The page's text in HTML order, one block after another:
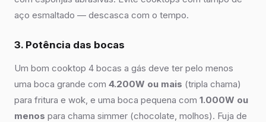
aço esmaltado — descasca com o tempo.
3. Potência das bocas
Um bom cooktop 4 bocas a gás deve ter pelo menos
uma boca grande com 4.200W ou mais (tripla chama)
para fritura e wok, e uma boca pequena com 1.000W ou
menos para chama simmer (chocolate, molhos). Fuja de